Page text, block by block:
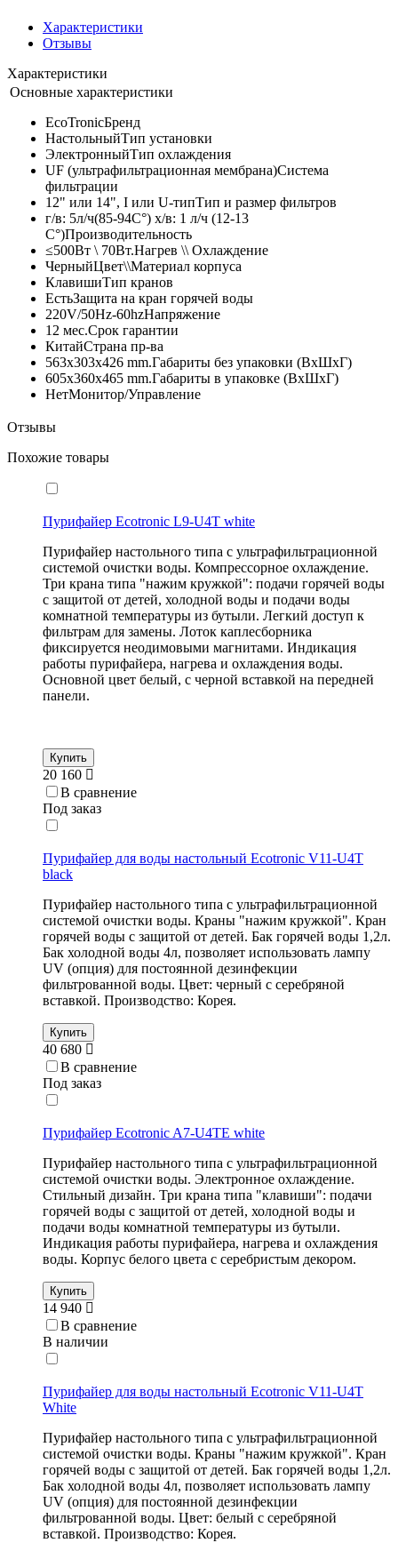
Характеристики
Отзывы
Характеристики
Основные характеристики
EcoTronicБренд
НастольныйТип установки
ЭлектронныйТип охлаждения
UF (ультрафильтрационная мембрана)Система
фильтрации
12" или 14", I или U-типТип и размер фильтров
г/в: 5л/ч(85-94C°) х/в: 1 л/ч (12-13
C°)Производительность
≤500Вт \ 70Вт.Нагрев \\ Охлаждение
ЧерныйЦвет\\Материал корпуса
КлавишиТип кранов
ЕстьЗащита на кран горячей воды
220V/50Hz-60hzНапряжение
12 мес.Срок гарантии
КитайСтрана пр-ва
563x303x426 mm.Габариты без упаковки (ВxШxГ)
605x360x465 mm.Габариты в упаковке (ВxШxГ)
НетМонитор/Управление
Отзывы
Похожие товары
Пурифайер Ecotronic L9-U4T white
Пурифайер настольного типа с ультрафильтрационной
системой очистки воды. Компрессорное охлаждение.
Три крана типа "нажим кружкой": подачи горячей воды
с защитой от детей, холодной воды и подачи воды
комнатной температуры из бутыли. Легкий доступ к
фильтрам для замены. Лоток каплесборника
фиксируется неодимовыми магнитами. Индикация
работы пурифайера, нагрева и охлаждения воды.
Основной цвет белый, с черной вставкой на передней
панели.
Купить
20 160
В сравнение
Под заказ
Пурифайер для воды настольный Ecotronic V11-U4T
black
Пурифайер настольного типа с ультрафильтрационной
системой очистки воды. Краны "нажим кружкой". Кран
горячей воды с защитой от детей. Бак горячей воды 1,2л.
Бак холодной воды 4л, позволяет использовать лампу
UV (опция) для постоянной дезинфекции
фильтрованной воды. Цвет: черный с серебряной
вставкой. Производство: Корея.
Купить
40 680
В сравнение
Под заказ
Пурифайер Ecotronic A7-U4TE white
Пурифайер настольного типа с ультрафильтрационной
системой очистки воды. Электронное охлаждение.
Стильный дизайн. Три крана типа "клавиши": подачи
горячей воды с защитой от детей, холодной воды и
подачи воды комнатной температуры из бутыли.
Индикация работы пурифайера, нагрева и охлаждения
воды. Корпус белого цвета с серебристым декором.
Купить
14 940
В сравнение
В наличии
Пурифайер для воды настольный Ecotronic V11-U4T
White
Пурифайер настольного типа с ультрафильтрационной
системой очистки воды. Краны "нажим кружкой". Кран
горячей воды с защитой от детей. Бак горячей воды 1,2л.
Бак холодной воды 4л, позволяет использовать лампу
UV (опция) для постоянной дезинфекции
фильтрованной воды. Цвет: белый с серебряной
вставкой. Производство: Корея.